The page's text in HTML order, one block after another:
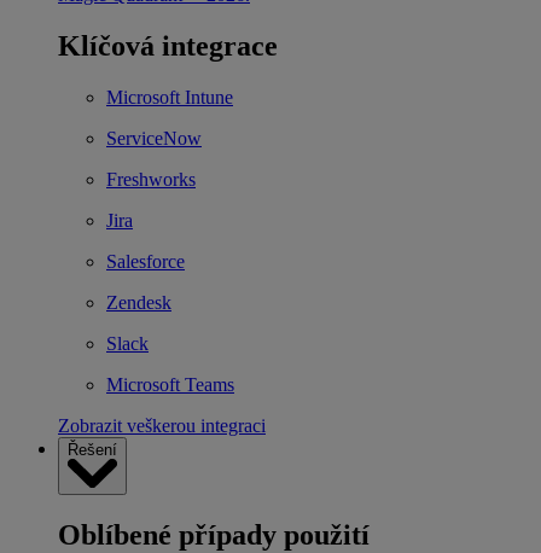
Klíčová integrace
Microsoft Intune
ServiceNow
Freshworks
Jira
Salesforce
Zendesk
Slack
Microsoft Teams
Zobrazit veškerou integraci
Řešení
Oblíbené případy použití